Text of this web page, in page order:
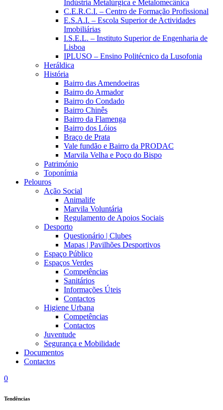
Indústria Metalúrgica e Metalomecânica
C.E.R.C.I. – Centro de Formação Profissional
E.S.A.I. – Escola Superior de Actividades
Imobiliárias
I.S.E.L. – Instituto Superior de Engenharia de
Lisboa
IPLUSO – Ensino Politécnico da Lusofonia
Heráldica
História
Bairro das Amendoeiras
Bairro do Armador
Bairro do Condado
Bairro Chinês
Bairro da Flamenga
Bairro dos Lóios
Braço de Prata
Vale fundão e Bairro da PRODAC
Marvila Velha e Poço do Bispo
Património
Toponímia
Pelouros
Ação Social
Animalife
Marvila Voluntária
Regulamento de Apoios Sociais
Desporto
Questionário | Clubes
Mapas | Pavilhões Desportivos
Espaço Público
Espaços Verdes
Competências
Sanitários
Informações Úteis
Contactos
Higiene Urbana
Competências
Contactos
Juventude
Segurança e Mobilidade
Documentos
Contactos
0
Tendências